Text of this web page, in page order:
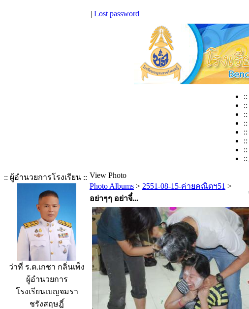
| Lost password
::
::
::
::
::
::
::
::
:: ผู้อำนวยการโรงเรียน ::
ว่าที่ ร.ต.เกชา กลิ่นเพ็ง
ผู้อำนวยการ
โรงเรียนเบญจมรา
ชรังสฤษฎิ์
View Photo
Photo Albums > 2551-08-15-ค่ายคณิตฯ51 >
อย่าๆๆ อย่าจี๋...